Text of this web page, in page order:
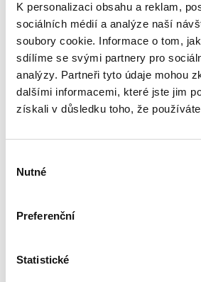
K personalizaci obsahu a reklam,
sociálních médií a analýze naší
soubory cookie. Informace o tom,
sdílíme se svými partnery pro
analýzy. Partneři tyto údaje mohou
dalšími informacemi, které jste jim
získali v důsledku toho, že
souhlasu
Nutné
Preferenční
Statistické